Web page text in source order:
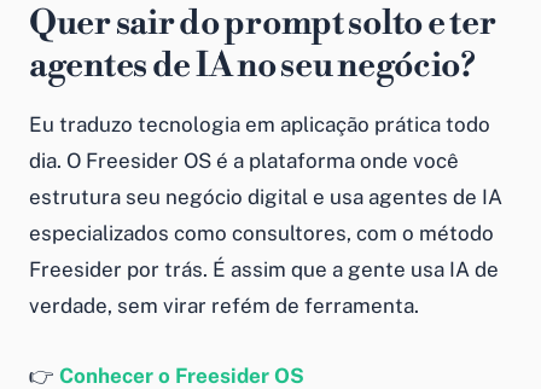
Quer sair do prompt solto e ter
agentes de IA no seu negócio?
Eu traduzo tecnologia em aplicação prática todo
dia. O Freesider OS é a plataforma onde você
estrutura seu negócio digital e usa agentes de IA
especializados como consultores, com o método
Freesider por trás. É assim que a gente usa IA de
verdade, sem virar refém de ferramenta.
👉 Conhecer o Freesider OS